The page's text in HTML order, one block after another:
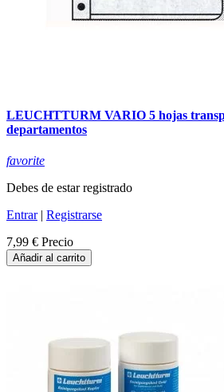
LEUCHTTURM VARIO 5 hojas
departamentos
favorite
Debes de estar registrado
Entrar| Registrarse
7,99 € Precio
Añadir al carrito